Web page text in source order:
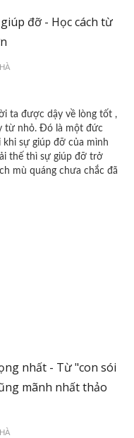
đỡ - Học cách từ
ta được dậy về lòng tốt ,
từ nhỏ. Đó là một đức
sự giúp đỡ của mình
thế thì sự giúp đỡ trở
mù quáng chưa chắc đã
nhất - Từ "con sói
mãnh nhất thảo